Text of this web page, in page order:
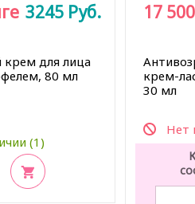
для лица
80 мл
(1)
3245 Руб.
крем-
30 мл
Нет
17 500